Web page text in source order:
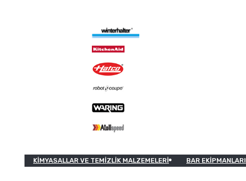
KIMYASALLAR VE TEMIZLIK MALZEMELERI BAR EKIPMANLARI